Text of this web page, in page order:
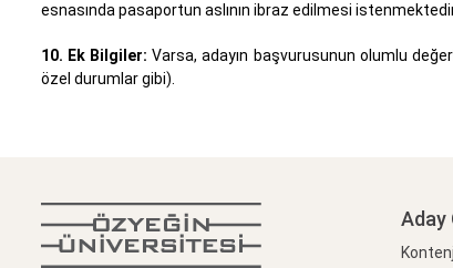
esnasında pasaportun aslının ibraz edilmesi
10. Ek Bilgiler: Varsa, adayın başvurusunun olumlu
özel durumlar gibi).
Aday